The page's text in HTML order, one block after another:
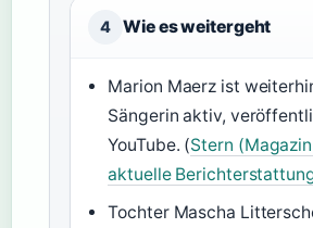
4 Wie es weitergeht
Marion Maerz ist
Sängerin aktiv,
YouTube. (Stern
aktuelle
Tochter Mascha